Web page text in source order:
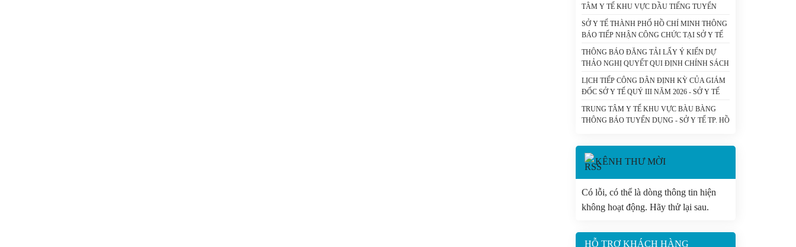
TÂM Y TẾ KHU VỰC DẦU TIẾNG TUYỂN
DỤNG - SỞ Y TẾ TP. HỒ CHÍ MINH
SỞ Y TẾ THÀNH PHỐ HỒ CHÍ MINH THÔNG
BÁO TIẾP NHẬN CÔNG CHỨC TẠI SỞ Y TẾ
THÀNH PHỐ HỒ CHÍ MINH - SỞ Y TẾ TP. HỒ
CHÍ MINH
THÔNG BÁO ĐĂNG TẢI LẤY Ý KIẾN DỰ
THẢO NGHỊ QUYẾT QUI ĐỊNH CHÍNH SÁCH
HỖ TRỢ CHI PHÍ KHÁM BỆNH, CHỮA BỆNH
CHO NGƯỜI BỆNH CHẠY THẬN NHÂN TẠO
VÀ DỰ THẢO NGHỊ QUYẾT CỦA HỘI ĐỒNG
NHÂN DÂN THÀNH PHỐ QUY ĐỊNH MỨC
HỖ TRỢ ĐÓNG BẢO HIỂM Y TẾ CHO NGƯỜI
CHÍ MINH
LỊCH TIẾP CÔNG DÂN ĐỊNH KỲ CỦA GIÁM
ĐỐC SỞ Y TẾ QUÝ III NĂM 2026 - SỞ Y TẾ
TP. HỒ CHÍ MINH
TRUNG TÂM Y TẾ KHU VỰC BÀU BÀNG
THÔNG BÁO TUYỂN DỤNG - SỞ Y TẾ TP. HỒ
KÊNH THƯ MỜI
Có lỗi, có thể là dòng thông tin hiện
không hoạt động. Hãy thử lại sau.
HỖ TRỢ KHÁCH HÀNG